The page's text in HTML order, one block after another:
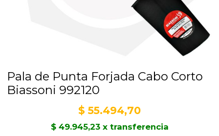
Pala de Punta Forjada Cabo Corto
Biassoni 992120
$ 55.494,70
$49.945,23x transferencia